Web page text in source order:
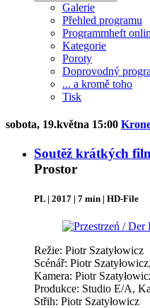
Galerie
Přehled programu
Programmheft
Kategorie
Poroty
Doprovodný
... a kromě toho
Tisk
sobota, 19.května 15:00
Soutěž krátkých
Prostor
PL | 2017 | 7 min | HD-File
Režie: Piotr Szatyłowicz
Scénář: Piotr
Kamera: Piotr
Produkce: Studio E/A,
Střih: Piotr Szatyłowicz